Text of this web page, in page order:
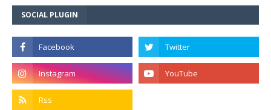
SOCIAL PLUGIN